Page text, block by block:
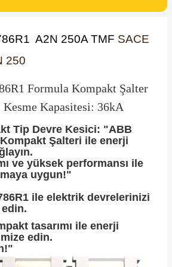
SIMATIC TIA PORTAL HMI Yazılımları
SIMOTION Hareket Kontrol Üniteleri
SIRIUS SAFETY
A2N 250A TMF SACE
250
Formula Kompakt Şalter
Kapasitesi: 36kA
Tip Devre Kesici: "ABB
Şalteri ile enerji
ve yüksek performansı ile
uygun!"
ile elektrik devrelerinizi
tasarımı ile enerji
edin.